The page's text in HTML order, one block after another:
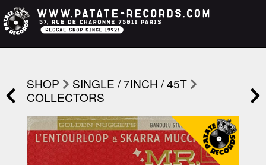
SHOP
SINGLE / 7INCH / 45T
COLLECTORS